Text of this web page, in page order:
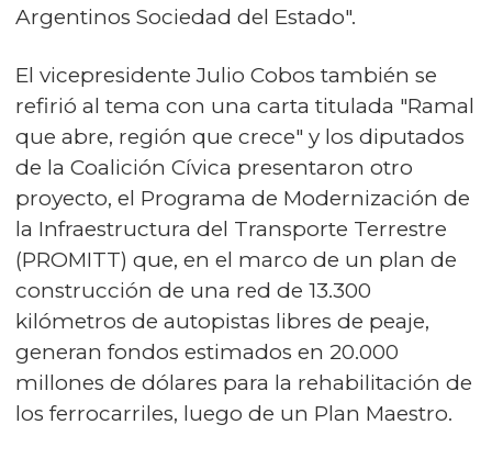
Argentinos Sociedad del Estado".
El vicepresidente Julio Cobos también se
refirió al tema con una carta titulada "Ramal
que abre, región que crece" y los diputados
de la Coalición Cívica presentaron otro
proyecto, el Programa de Modernización de
la Infraestructura del Transporte Terrestre
(PROMITT) que, en el marco de un plan de
construcción de una red de 13.300
kilómetros de autopistas libres de peaje,
generan fondos estimados en 20.000
millones de dólares para la rehabilitación de
los ferrocarriles, luego de un Plan Maestro.